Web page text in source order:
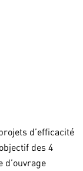
d’efficacité
des 4
d’ouvrage